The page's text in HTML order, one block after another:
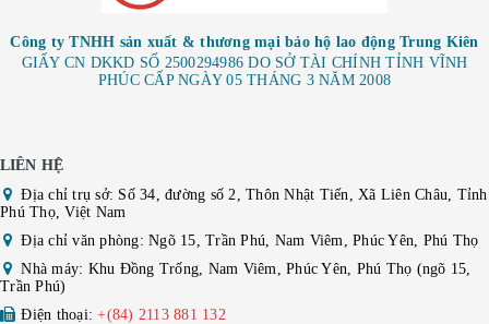
Công ty TNHH sản xuất & thương mại bảo hộ lao động Trung Kiên
GIẤY CN DKKD SỐ 2500294986 DO SỞ TÀI CHÍNH TỈNH VĨNH
PHÚC CẤP NGÀY 05 THÁNG 3 NĂM 2008
LIÊN HỆ
Địa chỉ trụ sở: Số 34, đường số 2, Thôn Nhật Tiến, Xã Liên Châu, Tỉnh
Phú Thọ, Việt Nam
Địa chỉ văn phòng: Ngõ 15, Trần Phú, Nam Viêm, Phúc Yên, Phú Thọ
Nhà máy: Khu Đồng Trống, Nam Viêm, Phúc Yên, Phú Thọ (ngõ 15,
Trần Phú)
Điện thoại:+(84) 2113 881 132